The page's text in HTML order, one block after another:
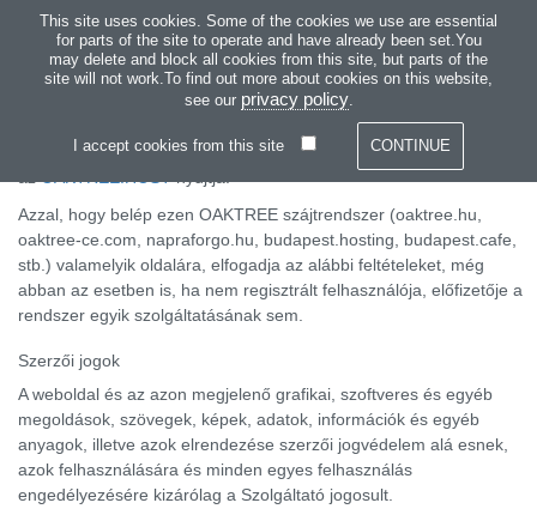
OAKTREE
Keresés
KILÉPÉS
JOGI NYILATKOZAT
A weboldalt a WDS (USA) tervezte és üzemelteti nemzetközi
ügyfelei és online látogatói számára, mint Szolgáltató. A tárhelyet
Azzal, hogy belép ezen OAKTREE szájtrendszer (oaktree.hu,
oaktree-ce.com, napraforgo.hu, budapest.hosting, budapest.cafe,
stb.) valamelyik oldalára, elfogadja az alábbi feltételeket, még
abban az esetben is, ha nem regisztrált felhasználója, előfizetője a
rendszer egyik szolgáltatásának sem.
Szerzői jogok
A weboldal és az azon megjelenő grafikai, szoftveres és egyéb
megoldások, szövegek, képek, adatok, információk és egyéb
anyagok, illetve azok elrendezése szerzői jogvédelem alá esnek,
azok felhasználására és minden egyes felhasználás
engedélyezésére kizárólag a Szolgáltató jogosult.
This site uses cookies. Some of the cookies we use are essential
for parts of the site to operate and have already been set.You
may delete and block all cookies from this site, but parts of the
site will not work.To find out more about cookies on this website,
see our privacy policy.
I accept cookies from this site